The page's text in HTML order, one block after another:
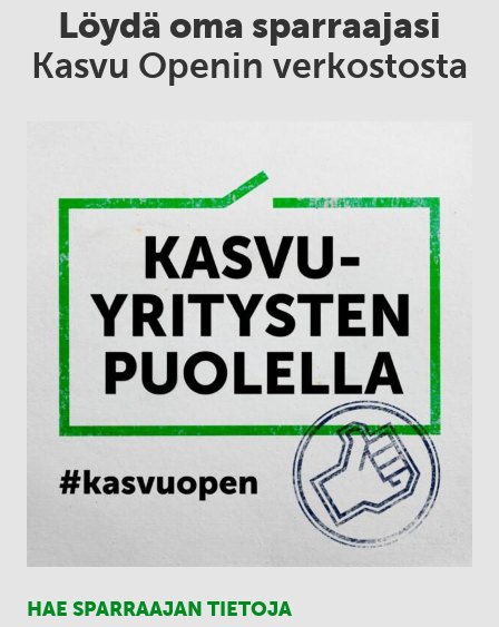
Löydä oma sparraajasi
Kasvu Openin verkostosta
HAE SPARRAAJAN TIETOJA